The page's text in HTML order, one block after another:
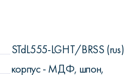
STdL555-LGHT/BRSS (rus)
корпус - МДФ, шпон,